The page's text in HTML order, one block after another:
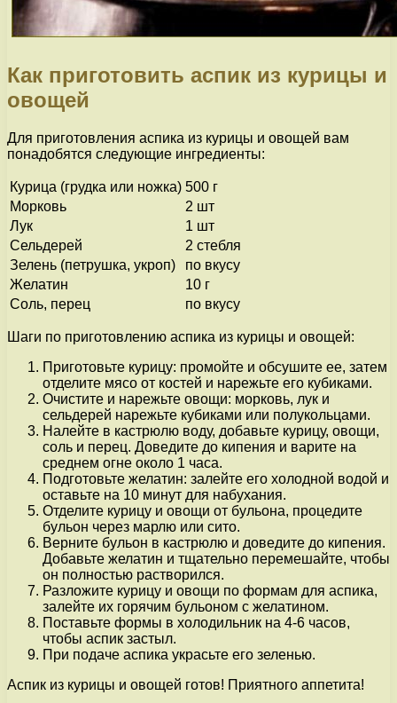
Как приготовить аспик из курицы и
овощей
Для приготовления аспика из курицы и овощей вам
понадобятся следующие ингредиенты:
Курица (грудка или ножка) 500 г
Морковь
2 шт
Лук
1 шт
Сельдерей
2 стебля
Зелень (петрушка, укроп)
по вкусу
Желатин
10 г
Соль, перец
по вкусу
Шаги по приготовлению аспика из курицы и овощей:
Приготовьте курицу: промойте и обсушите ее, затем
отделите мясо от костей и нарежьте его кубиками.
Очистите и нарежьте овощи: морковь, лук и
сельдерей нарежьте кубиками или полукольцами.
Налейте в кастрюлю воду, добавьте курицу, овощи,
соль и перец. Доведите до кипения и варите на
среднем огне около 1 часа.
Подготовьте желатин: залейте его холодной водой и
оставьте на 10 минут для набухания.
Отделите курицу и овощи от бульона, процедите
бульон через марлю или сито.
Верните бульон в кастрюлю и доведите до кипения.
Добавьте желатин и тщательно перемешайте, чтобы
он полностью растворился.
Разложите курицу и овощи по формам для аспика,
залейте их горячим бульоном с желатином.
Поставьте формы в холодильник на 4-6 часов,
чтобы аспик застыл.
При подаче аспика украсьте его зеленью.
Аспик из курицы и овощей готов! Приятного аппетита!